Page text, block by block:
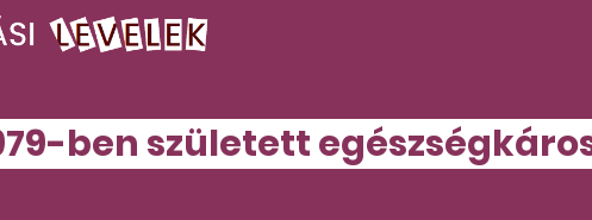
ben született